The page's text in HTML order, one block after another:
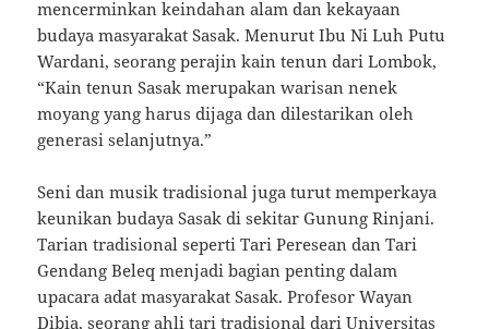
mencerminkan keindahan alam dan kekayaan
budaya masyarakat Sasak. Menurut Ibu Ni Luh Putu
Wardani, seorang perajin kain tenun dari Lombok,
“Kain tenun Sasak merupakan warisan nenek
moyang yang harus dijaga dan dilestarikan oleh
generasi selanjutnya.”
Seni dan musik tradisional juga turut memperkaya
keunikan budaya Sasak di sekitar Gunung Rinjani.
Tarian tradisional seperti Tari Peresean dan Tari
Gendang Beleq menjadi bagian penting dalam
upacara adat masyarakat Sasak. Profesor Wayan
Dibia, seorang ahli tari tradisional dari Universitas